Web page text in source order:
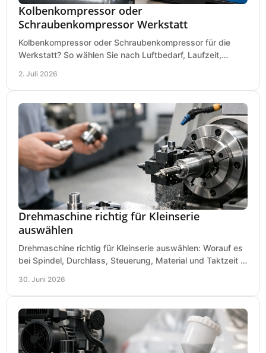
Kolbenkompressor oder
Schraubenkompressor Werkstatt
Kolbenkompressor oder Schraubenkompressor für die
Werkstatt? So wählen Sie nach Luftbedarf, Laufzeit,
2. Juli 2026
Drehmaschine richtig für Kleinserie
auswählen
Drehmaschine richtig für Kleinserie auswählen: Worauf es
bei Spindel, Durchlass, Steuerung, Material und Taktzeit in
30. Juni 2026